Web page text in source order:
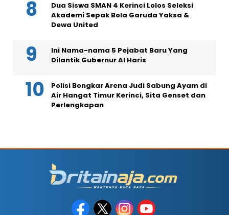
Dua Siswa SMAN 4 Kerinci Lolos Seleksi
Akademi Sepak Bola Garuda Yaksa &
Dewa United
Ini Nama-nama 5 Pejabat Baru Yang
Dilantik Gubernur Al Haris
Polisi Bongkar Arena Judi Sabung Ayam di
Air Hangat Timur Kerinci, Sita Genset dan
Perlengkapan